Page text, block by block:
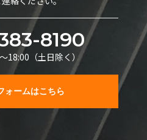
8190
18:00（土日除く）
ォームはこちら